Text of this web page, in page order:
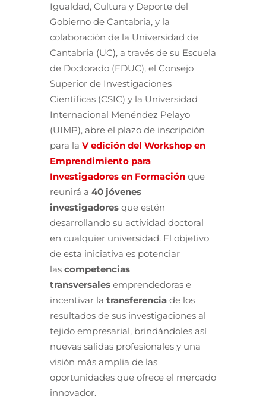
Igualdad, Cultura y Deporte del
Gobierno de Cantabria, y la
colaboración de la Universidad de
Cantabria (UC), a través de su Escuela
de Doctorado (EDUC), el Consejo
Superior de Investigaciones
Científicas (CSIC) y la Universidad
Internacional Menéndez Pelayo
(UIMP), abre el plazo de inscripción
para la V edición del Workshop en
Emprendimiento para
Investigadores en Formación que
reunirá a 40 jóvenes
investigadores que estén
desarrollando su actividad doctoral
en cualquier universidad. El objetivo
de esta iniciativa es potenciar
las competencias
transversales emprendedoras e
incentivar la transferencia de los
resultados de sus investigaciones al
tejido empresarial, brindándoles así
nuevas salidas profesionales y una
visión más amplia de las
oportunidades que ofrece el mercado
innovador.